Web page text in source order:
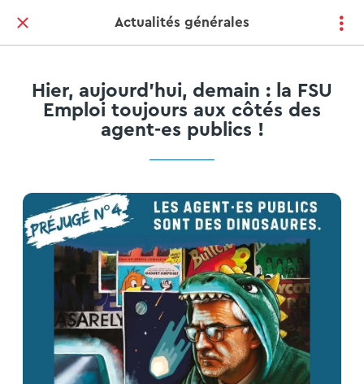
Actualités générales
Hier, aujourd’hui, demain : la FSU
Emploi toujours aux côtés des
agent-es publics !